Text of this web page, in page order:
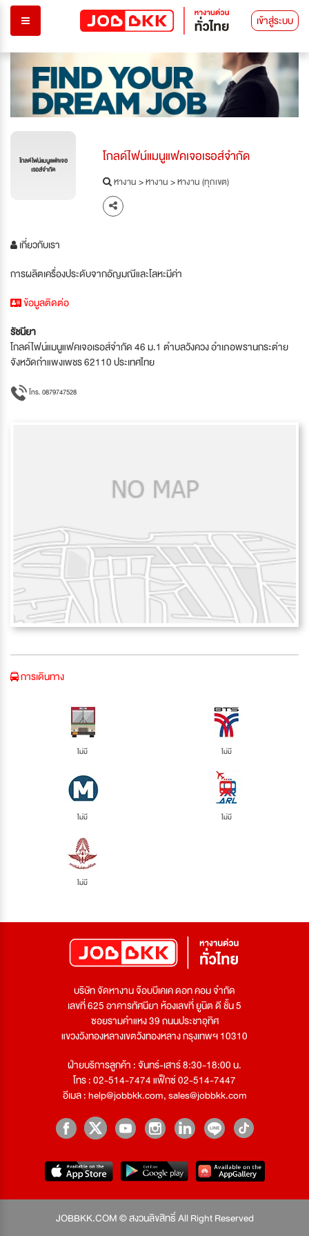
เข้าสู่ระบบ
โกลด์ไฟน์แมนูแฟคเจอ
เรอส์จำกัด
โกลด์ไฟน์แมนูแฟคเจอเรอส์จำกัด
หางาน>หางาน>หางาน (ทุกเขต)
เกี่ยวกับเรา
การผลิตเครื่องประดับจากอัญมณีและโลหะมีค่า
ข้อมูลติดต่อ
รัชนียา
โกลด์ไฟน์แมนูแฟคเจอเรอส์จำกัด 46 ม.1 ตำบลวังควง อำเภอพรานกระต่าย
จังหวัดกำแพงเพชร 62110 ประเทศไทย
โทร. 0879747528
การเดินทาง
ไม่มี ไม่มี
ไม่มี ไม่มี
ไม่มี
บริษัท จัดหางาน จ๊อบบีเคเค ดอท คอม จำกัด
เลขที่ 625 อาคารทัศนียา ห้องเลขที่ ยูนิต ดี ชั้น 5
ซอยรามคำแหง 39 ถนนประชาอุทิศ
แขวงวังทองหลางเขตวังทองหลาง กรุงเทพฯ 10310
ฝ่ายบริการลูกค้า : จันทร์-เสาร์ 8:30-18:00 น.
โทร : 02-514-7474 แฟ็กซ์ 02-514-7447
อีเมล :help@jobbkk.com,sales@jobbkk.com
JOBBKK.COM © สงวนลิขสิทธิ์ All Right Reserved